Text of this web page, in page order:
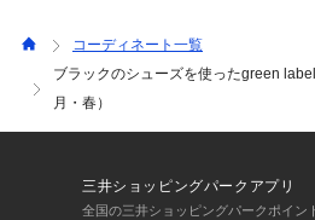
コーディネート一覧
ブラックのシューズを使ったgreen
月・春）
三井ショッピングパークアプリ
全国の三井ショッピングパークポイン